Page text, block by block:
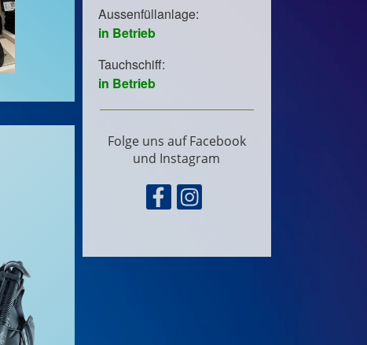
Folge uns auf Facebook
und Instagram